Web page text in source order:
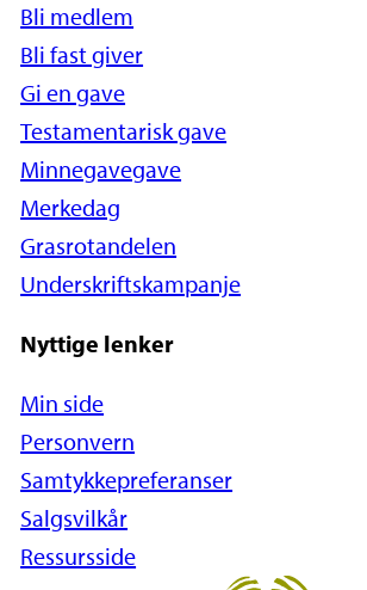
Bli medlem
Bli fast giver
Gi en gave
Testamentarisk gave
Minnegavegave
Merkedag
Grasrotandelen
Underskriftskampanje
Nyttige lenker
Min side
Personvern
Samtykkepreferanser
Salgsvilkår
Ressursside